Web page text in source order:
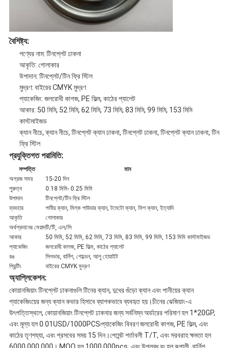
বৈশিষ্ট্য:
পণ্যের নাম: টিনপ্লেট ঢাকনা
আকৃতি: গোলাকার
উপাদান: টিনপ্লেট/টিন ফ্রি স্টিল
মুদ্রণ: বাইরের CMYK মুদ্রণ
প্যাকেজিং: জলরোধী কাগজ, PE ফিল্ম, কাঠের প্যালেট
আকার: 50 মিমি, 52 মিমি, 62 মিমি, 73 মিমি, 83 মিমি, 99 মিমি, 153 মিমি
কাস্টমাইজড
ক্যান নীচে, ক্যান নীচে, টিনপ্লেট ক্যান ঢাকনা, টিনপ্লেট ঢাকনা, টিনপ্লেট ক্যান ঢাকনা, টিন
ফ্রি স্টিল
প্রযুক্তিগত পরামিতি:
সম্পত্তি
মান
অগ্রজ সময়
15-20 দিন
পুরুত্ব
0.18 মিমি- 0.25 মিমি
উপাদান
টিনপ্লেট/টিন ফ্রি স্টিল
ব্যবহার
পানীয় ক্যান, মিল্ক পাউডার ক্যান, টমেটো ক্যান, ফিশ ক্যান, ইত্যাদি
আকৃতি
গোলাকার
অর্থপ্রদানের মেয়াদটি/টি, এল/সি
আকার
50 মিমি, 52 মিমি, 62 মিমি, 73 মিমি, 83 মিমি, 99 মিমি, 153 মিমি কাস্টমাইজড
প্যাকেজিং
জলরোধী কাগজ, PE ফিল্ম, কাঠের প্যালেট
রঙ
সিলভার, বার্নিশ, গোল্ডেন, আলু হোয়াইট
প্রিন্টিং
বাইরের CMYK মুদ্রণ
অ্যাপ্লিকেশন:
কোয়ানজিয়াং টিনপ্লেট ঢাকনাগুলি টিনের ক্যান, দুধের গুঁড়ো ক্যান এবং পানীয়ের ক্যান
প্যাকেজিংয়ের জন্য ক্যান কভার হিসাবে ব্যাপকভাবে ব্যবহৃত হয়।চীনের ঝেজিয়াং-এ
উৎপত্তিস্থলে, কোয়ানজিয়াং টিনপ্লেট ঢাকনার জন্য সর্বনিম্ন অর্ডারের পরিমাণ হল 1*20GP,
এবং মূল্য হল 0.01USD/1000PCS৷প্যাকেজিং বিবরণ জলরোধী কাগজ, PE ফিল্ম, এবং
কাঠের তৃণশয্যা, এবং প্রসবের সময় 15 দিন।পেমেন্ট শর্তাবলী T/T, এবং সরবরাহ ক্ষমতা হল
6000 000 000। MOQ হল 1000 000pcs, এবং উপলব্ধ রং হল রূপালী, বার্নিশ,